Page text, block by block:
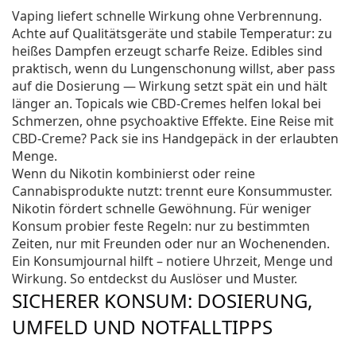
Vaping liefert schnelle Wirkung ohne Verbrennung.
Achte auf Qualitätsgeräte und stabile Temperatur: zu
heißes Dampfen erzeugt scharfe Reize. Edibles sind
praktisch, wenn du Lungenschonung willst, aber pass
auf die Dosierung — Wirkung setzt spät ein und hält
länger an. Topicals wie CBD-Cremes helfen lokal bei
Schmerzen, ohne psychoaktive Effekte. Eine Reise mit
CBD-Creme? Pack sie ins Handgepäck in der erlaubten
Menge.
Wenn du Nikotin kombinierst oder reine
Cannabisprodukte nutzt: trennt eure Konsummuster.
Nikotin fördert schnelle Gewöhnung. Für weniger
Konsum probier feste Regeln: nur zu bestimmten
Zeiten, nur mit Freunden oder nur an Wochenenden.
Ein Konsumjournal hilft – notiere Uhrzeit, Menge und
Wirkung. So entdeckst du Auslöser und Muster.
SICHERER KONSUM: DOSIERUNG,
UMFELD UND NOTFALLTIPPS